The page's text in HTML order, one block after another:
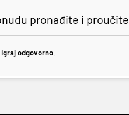
pronađite i proučite
odgovorno.